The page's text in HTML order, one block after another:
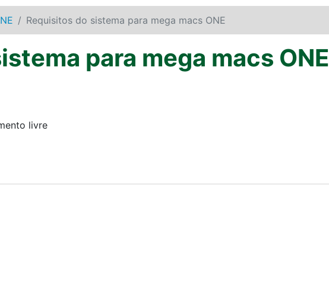
Requisitos do sistema para mega macs ONE
para mega macs ONE
livre